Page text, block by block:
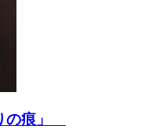
の痕」